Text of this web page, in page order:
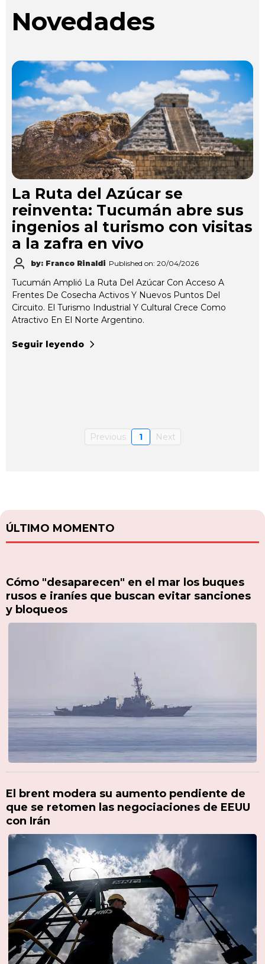
Novedades
La Ruta del Azúcar se
reinventa: Tucumán abre sus
ingenios al turismo con visitas
a la zafra en vivo
by: Franco Rinaldi Published on: 20/04/2026
Tucumán Amplió La Ruta Del Azúcar Con Acceso A
Frentes De Cosecha Activos Y Nuevos Puntos Del
Circuito. El Turismo Industrial Y Cultural Crece Como
Atractivo En El Norte Argentino.
Seguir leyendo
Previous 1 Next
ÚLTIMO MOMENTO
Cómo "desaparecen" en el mar los buques
rusos e iraníes que buscan evitar sanciones
y bloqueos
El brent modera su aumento pendiente de
que se retomen las negociaciones de EEUU
con Irán